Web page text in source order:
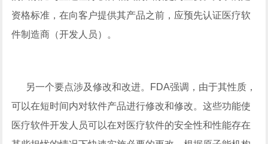
资格标准，在向客户提供其产品之前，应预先认证医疗软
件制造商（开发人员）。
另一个要点涉及修改和改进。FDA强调，由于其性质，
可以在短时间内对软件产品进行修改和修改。这些功能使
医疗软件开发人员可以在对医疗软件的安全性和性能存在